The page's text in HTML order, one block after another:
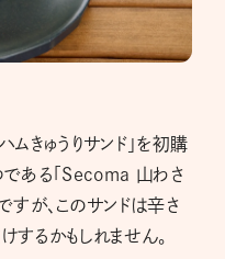
ムきゅうりサンド」を初購
である「Secoma 山わさ
が、このサンドは辛さ
るかもしれません。